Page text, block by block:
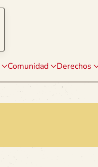
Comunidad Derechos